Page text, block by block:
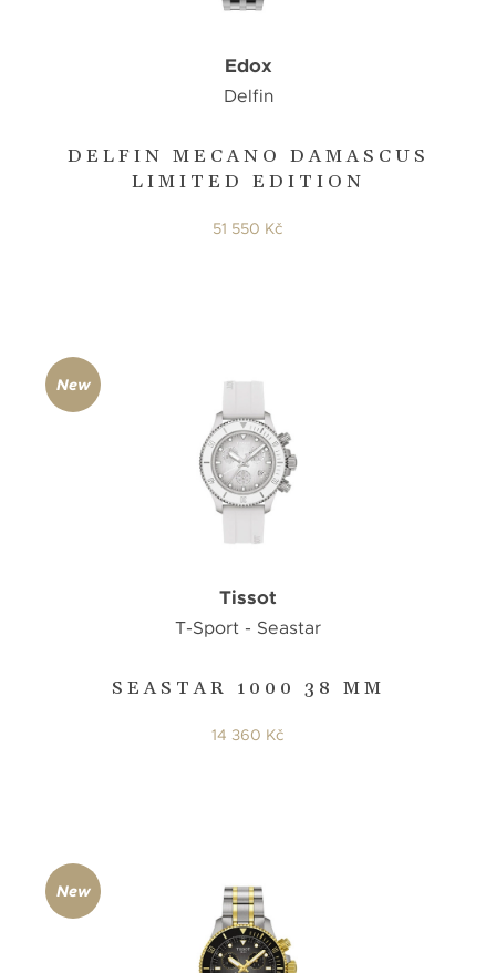
DELFIN MECANO DAMASCUS
LIMITED EDITION
Edox
Delfin
51 550 Kč
SEASTAR 1000 38 MM
Tissot
T-Sport - Seastar
14 360 Kč
New
New